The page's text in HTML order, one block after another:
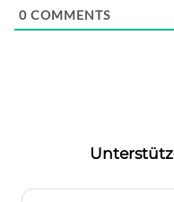
0 COMMENTS